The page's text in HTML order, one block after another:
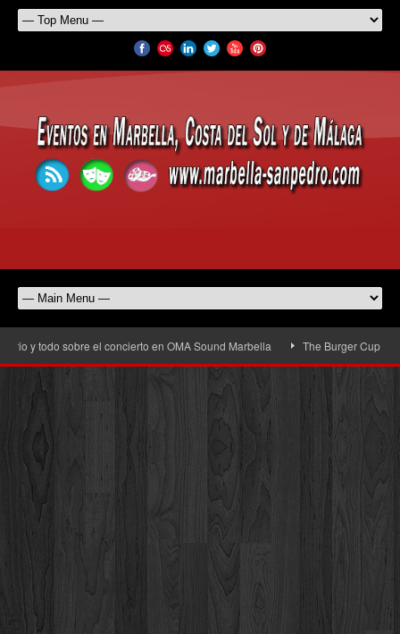
y todo sobre el concierto en OMA Sound Marbella The Burger Cup llega